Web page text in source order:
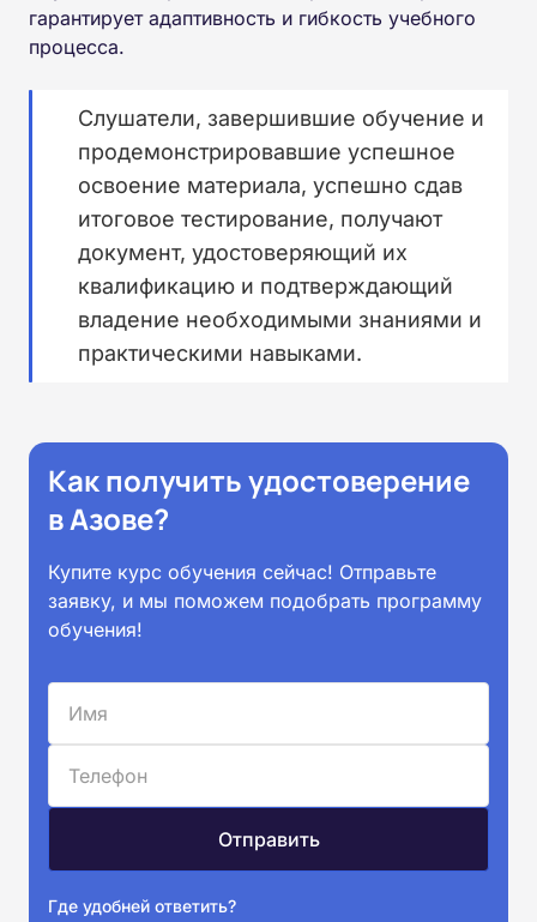
гарантирует адаптивность и гибкость учебного
процесса.
Слушатели, завершившие обучение и
продемонстрировавшие успешное
освоение материала, успешно сдав
итоговое тестирование, получают
документ, удостоверяющий их
квалификацию и подтверждающий
владение необходимыми знаниями и
практическими навыками.
Как получить удостоверение
в Азове?
Купите курс обучения сейчас! Отправьте
заявку, и мы поможем подобрать программу
обучения!
Где удобней ответить?